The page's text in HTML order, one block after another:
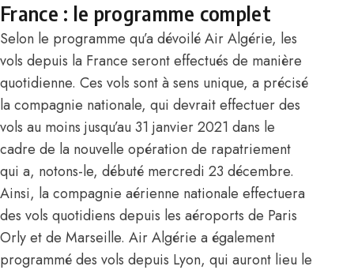
France : le programme complet
Selon le programme qu’a dévoilé Air Algérie, les
vols depuis la France seront effectués de manière
quotidienne. Ces vols sont à sens unique, a précisé
la compagnie nationale, qui devrait effectuer des
vols au moins jusqu’au 31 janvier 2021 dans le
cadre de la nouvelle opération de rapatriement
qui a, notons-le, débuté mercredi 23 décembre.
Ainsi, la compagnie aérienne nationale effectuera
des vols quotidiens depuis les aéroports de Paris
Orly et de Marseille. Air Algérie a également
programmé des vols depuis Lyon, qui auront lieu le